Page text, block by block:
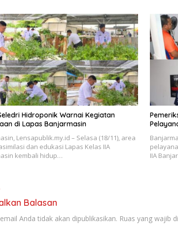
Hidroponik Warnai Kegiatan
di Lapas Banjarmasin
Lensapublik.my.id – Selasa (18/11), area
dan edukasi Lapas Kelas IIA
kembali hidup…
IIA
Balasan
Anda tidak akan dipublikasikan. Ruas yang wajib